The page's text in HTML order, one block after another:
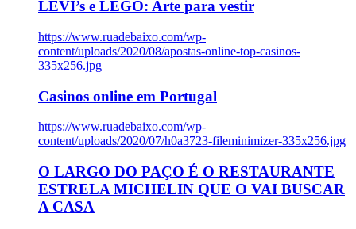
LEVI’s e LEGO: Arte para vestir
https://www.ruadebaixo.com/wp-
content/uploads/2020/08/apostas-online-top-casinos-
335x256.jpg
Casinos online em Portugal
https://www.ruadebaixo.com/wp-
content/uploads/2020/07/h0a3723-fileminimizer-335x256.jpg
O LARGO DO PAÇO É O RESTAURANTE
ESTRELA MICHELIN QUE O VAI BUSCAR
A CASA